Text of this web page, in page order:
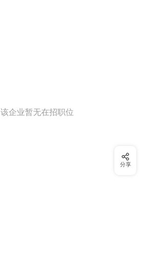
该企业暂无在招职位
分享